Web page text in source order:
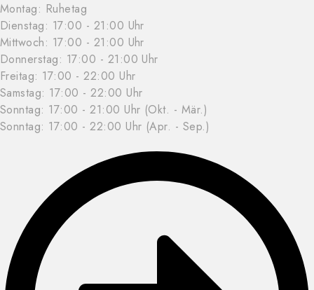
Montag: Ruhetag
Dienstag: 17:00 - 21:00 Uhr
Mittwoch: 17:00 - 21:00 Uhr
Donnerstag: 17:00 - 21:00 Uhr
Freitag: 17:00 - 22:00 Uhr
Samstag: 17:00 - 22:00 Uhr
Sonntag: 17:00 - 21:00 Uhr (Okt. - Mär.)
Sonntag: 17:00 - 22:00 Uhr (Apr. - Sep.)